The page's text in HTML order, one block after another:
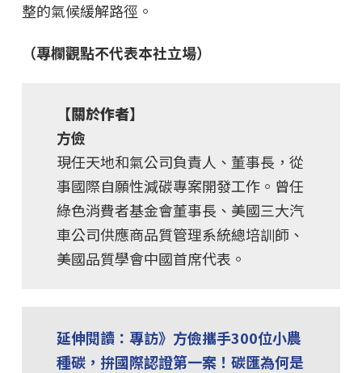
整的氣候緩解路徑。
（專欄觀點不代表本社立場）
【關於作者】
方儉
現任天地和氣公司負責人、董事長，從
事國際自願性減碳專案開發工作。曾任
綠色消費者基金會董事長、美國三大汽
車公司供應商品質管理系統總培訓師、
美國品質學會中國首席代表。
延伸閱讀：專訪》方儉攜手300位小農
種碳，拚國際認證第一案！碳匯為何是